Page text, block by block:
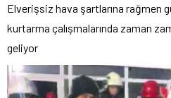
Elverişsiz hava şartlarına rağmen
kurtarma çalışmalarında zaman
geliyor